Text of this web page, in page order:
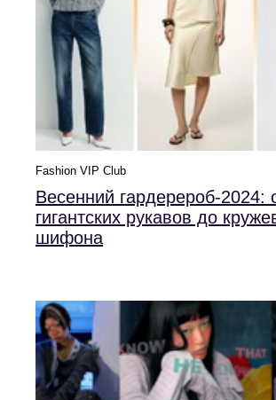
Fashion VIP Club
Весенний гардерероб-2024:
гигантских рукавов до
шифона